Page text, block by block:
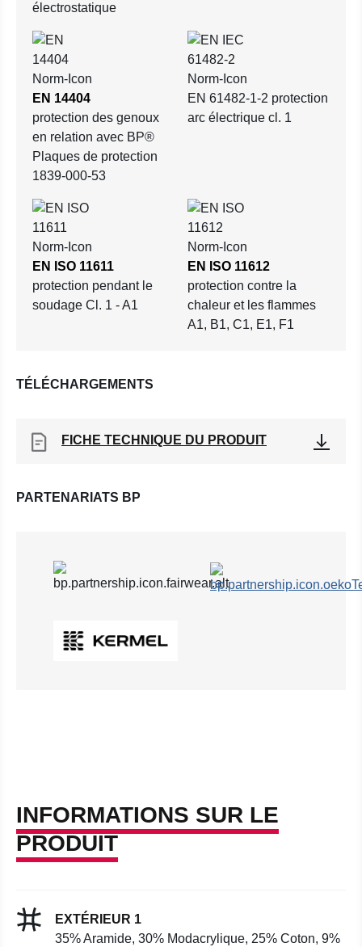
électrostatique
EN 14404
protection des genoux
en relation avec BP®
Plaques de protection
1839-000-53
EN 61482-1-2 protection
arc électrique cl. 1
EN ISO 11611
protection pendant le
soudage Cl. 1 - A1
EN ISO 11612
protection contre la
chaleur et les flammes
A1, B1, C1, E1, F1
TÉLÉCHARGEMENTS
FICHE TECHNIQUE DU PRODUIT
PARTENARIATS BP
INFORMATIONS SUR LE
PRODUIT
EXTÉRIEUR 1
35% Aramide, 30% Modacrylique, 25% Coton, 9%